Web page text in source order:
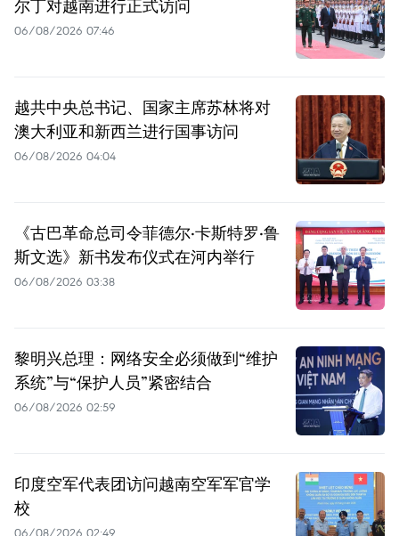
尔丁对越南进行正式访问
06/08/2026 07:46
越共中央总书记、国家主席苏林将对
澳大利亚和新西兰进行国事访问
06/08/2026 04:04
《古巴革命总司令菲德尔·卡斯特罗·鲁
斯文选》新书发布仪式在河内举行
06/08/2026 03:38
黎明兴总理：网络安全必须做到“维护
系统”与“保护人员”紧密结合
06/08/2026 02:59
印度空军代表团访问越南空军军官学
校
06/08/2026 02:49